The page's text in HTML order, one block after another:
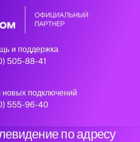
и поддержка
505-88-41
новых подключений
555-96-40
Ростелеком
интернет и
по адресу